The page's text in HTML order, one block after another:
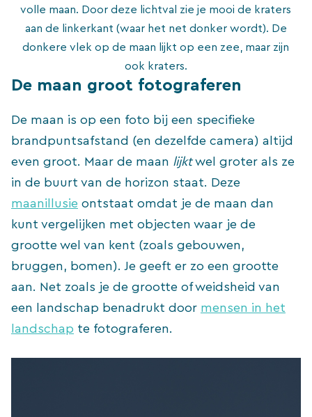
volle maan. Door deze lichtval zie je mooi de kraters
aan de linkerkant (waar het net donker wordt). De
donkere vlek op de maan lijkt op een zee, maar zijn
ook kraters.
De maan groot fotograferen
De maan is op een foto bij een specifieke
brandpuntsafstand (en dezelfde camera) altijd
even groot. Maar de maan lijktwel groter als ze
in de buurt van de horizon staat. Deze
maanillusie ontstaat omdat je de maan dan
kunt vergelijken met objecten waar je de
grootte wel van kent (zoals gebouwen,
bruggen, bomen). Je geeft er zo een grootte
aan. Net zoals je de grootte of weidsheid van
een landschap benadrukt door mensen in het
landschap te fotograferen.